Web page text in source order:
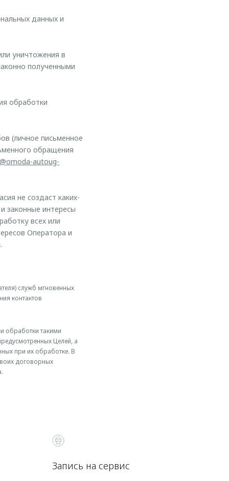
данных и
уничтожения в
полученными
обработки
(личное письменное
обращения
autoug-
не создаст каких-
законные интересы
всех или
Оператора и
служб мгновенных
контактов
обработки такими
Целей, а
при их обработке. В
договорных
Запись на сервис